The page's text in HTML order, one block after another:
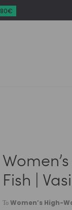
80€
Fish |
ΤοWomen’s High-